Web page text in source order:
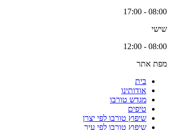
08:00 - 17:00
שישי
08:00 - 12:00
מפת אתר
בית
אודותינו
מגדש טורבו
טיפים
שיפוץ טורבו לפי יצרן
שיפוץ טורבו לפי עיר